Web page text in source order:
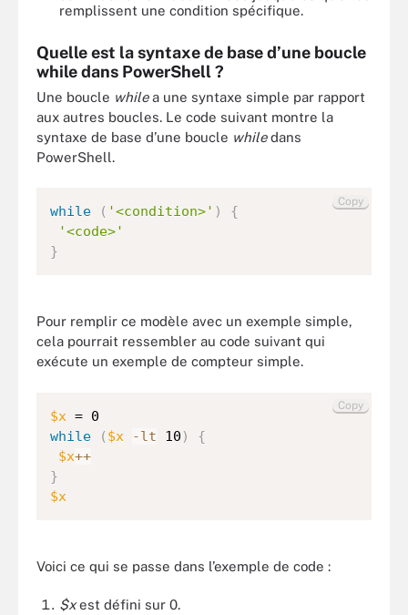
remplissent une condition spécifique.
Quelle est la syntaxe de base d’une boucle
while dans PowerShell ?
Une boucle whilea une syntaxe simple par rapport
aux autres boucles. Le code suivant montre la
syntaxe de base d’une boucle whiledans
PowerShell.
while ( '<condition>' )
{
'<code>'
}
Copy
Pour remplir ce modèle avec un exemple simple,
cela pourrait ressembler au code suivant qui
exécute un exemple de compteur simple.
$x
while
( $x -lt 10 )
{
$x++
}
$x
Copy
Voici ce qui se passe dans l’exemple de code :
$xest défini sur 0.